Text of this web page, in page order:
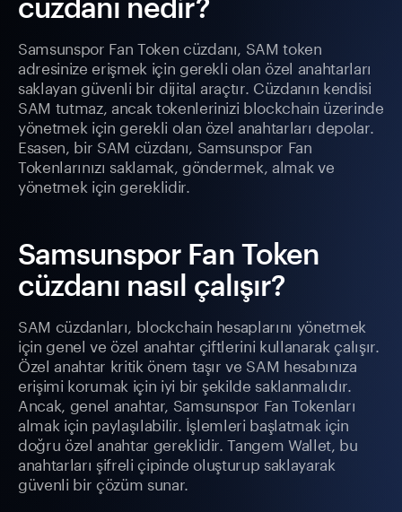
cüzdanı nedir?
Samsunspor Fan Token cüzdanı, SAM token
adresinize erişmek için gerekli olan özel anahtarları
saklayan güvenli bir dijital araçtır. Cüzdanın kendisi
SAM tutmaz, ancak tokenlerinizi blockchain üzerinde
yönetmek için gerekli olan özel anahtarları depolar.
Esasen, bir SAM cüzdanı, Samsunspor Fan
Tokenlarınızı saklamak, göndermek, almak ve
yönetmek için gereklidir.
Samsunspor Fan Token
cüzdanı nasıl çalışır?
SAM cüzdanları, blockchain hesaplarını yönetmek
için genel ve özel anahtar çiftlerini kullanarak çalışır.
Özel anahtar kritik önem taşır ve SAM hesabınıza
erişimi korumak için iyi bir şekilde saklanmalıdır.
Ancak, genel anahtar, Samsunspor Fan Tokenları
almak için paylaşılabilir. İşlemleri başlatmak için
doğru özel anahtar gereklidir. Tangem Wallet, bu
anahtarları şifreli çipinde oluşturup saklayarak
güvenli bir çözüm sunar.